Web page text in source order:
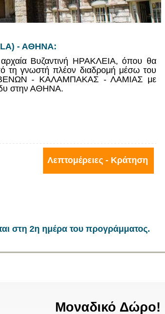
- ΑΘΗΝΑ:
Βυζαντινή ΗΡΑΚΛΕΙΑ, όπου θα
τη γνωστή πλέον διαδρομή μέσω του
- ΚΑΛΑΜΠΑΚΑΣ - ΛΑΜΙΑΣ με
στην ΑΘΗΝΑ.
Λεπτομέρειες - Κράτηση
στη 2η ημέρα του προγράμματος.
Μοναδικό Δώρο!